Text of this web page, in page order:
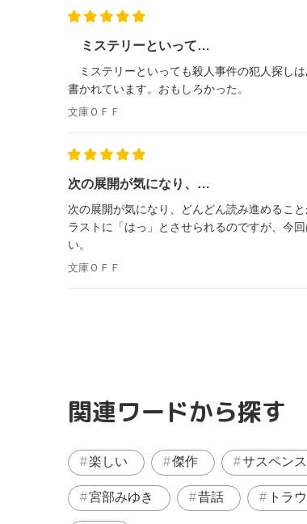
ミステリーといって…
ミステリーといっても殺人事件の犯人探し
書かれています。おもしろかった。
文庫ＯＦＦ
次の展開が気になり、…
次の展開が気になり、どんどん読み進めるこ
ラストに「はっ」とさせられるのですが、今
い。
文庫ＯＦＦ
関連ワードから探す
楽しい 傑作 サスペンス
宮部みゆき 昔話 トラ